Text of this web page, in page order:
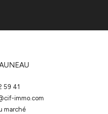
59 41
immo.com
marché